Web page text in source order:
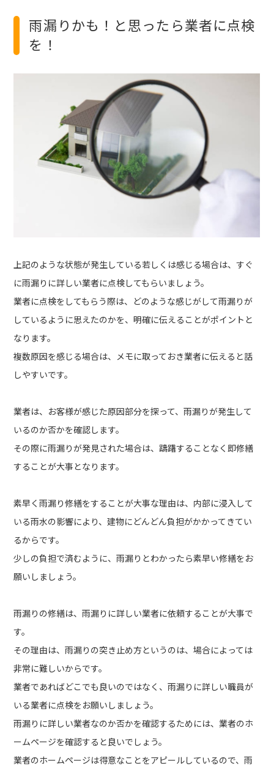
雨漏りかも！と思ったら業者に点検
を！
上記のような状態が発生している若しくは感じる場合は、すぐ
に雨漏りに詳しい業者に点検してもらいましょう。
業者に点検をしてもらう際は、どのような感じがして雨漏りが
しているように思えたのかを、明確に伝えることがポイントと
なります。
複数原因を感じる場合は、メモに取っておき業者に伝えると話
しやすいです。
業者は、お客様が感じた原因部分を探って、雨漏りが発生して
いるのか否かを確認します。
その際に雨漏りが発見された場合は、躊躇することなく即修繕
することが大事となります。
素早く雨漏り修繕をすることが大事な理由は、内部に浸入して
いる雨水の影響により、建物にどんどん負担がかかってきてい
るからです。
少しの負担で済むように、雨漏りとわかったら素早い修繕をお
願いしましょう。
雨漏りの修繕は、雨漏りに詳しい業者に依頼することが大事で
す。
その理由は、雨漏りの突き止め方というのは、場合によっては
非常に難しいからです。
業者であればどこでも良いのではなく、雨漏りに詳しい職員が
いる業者に点検をお願いしましょう。
雨漏りに詳しい業者なのか否かを確認するためには、業者のホ
ームページを確認すると良いでしょう。
業者のホームページは得意なことをアピールしているので、雨